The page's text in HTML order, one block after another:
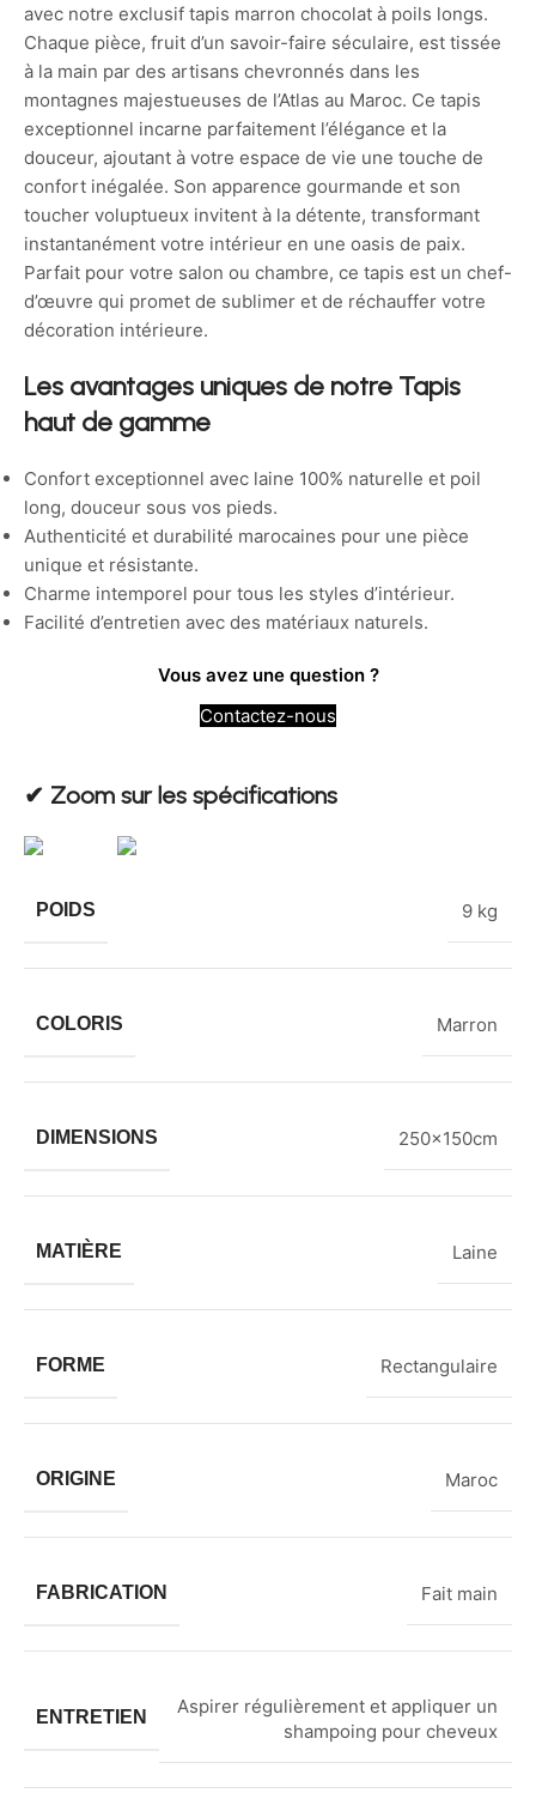
avec notre exclusif tapis marron chocolat à poils longs.
Chaque pièce, fruit d’un savoir-faire séculaire, est tissée
à la main par des artisans chevronnés dans les
montagnes majestueuses de l’Atlas au Maroc. Ce tapis
exceptionnel incarne parfaitement l’élégance et la
douceur, ajoutant à votre espace de vie une touche de
confort inégalée. Son apparence gourmande et son
toucher voluptueux invitent à la détente, transformant
instantanément votre intérieur en une oasis de paix.
Parfait pour votre salon ou chambre, ce tapis est un chef-
d’œuvre qui promet de sublimer et de réchauffer votre
décoration intérieure.
Les avantages uniques de notre Tapis
haut de gamme
Confort exceptionnel avec laine 100% naturelle et poil
long, douceur sous vos pieds.
Authenticité et durabilité marocaines pour une pièce
unique et résistante.
Charme intemporel pour tous les styles d’intérieur.
Facilité d’entretien avec des matériaux naturels.
Vous avez une question ?
Contactez-nous
✔︎ Zoom sur les spécifications
POIDS 9 kg
COLORIS Marron
DIMENSIONS 250x150cm
MATIÈRE Laine
FORME Rectangulaire
ORIGINE Maroc
FABRICATION Fait main
ENTRETIEN
Aspirer régulièrement et appliquer un
shampoing pour cheveux